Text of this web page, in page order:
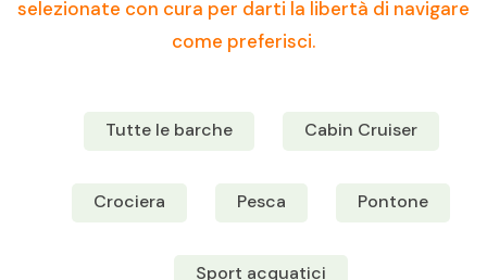
selezionate con cura per darti la libertà di navigare
come preferisci.
Tutte le barche Cabin Cruiser
Crociera Pesca Pontone
Sport acquatici